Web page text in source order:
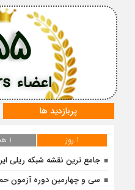
اعضاء Members
پربازدید ها
1 روز 1 هفته
جامع ترین نقشه شبکه ریلی
سی و چهارمین دوره آزمون